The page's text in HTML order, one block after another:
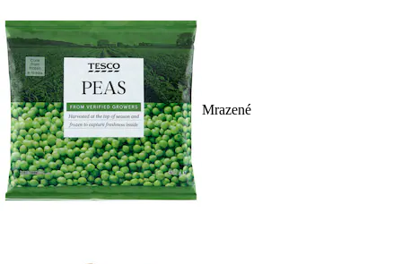
Mrazené